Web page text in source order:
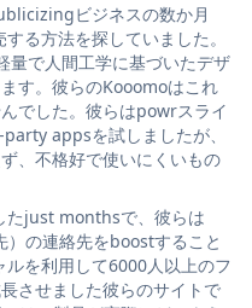
ビジネスの数か月
る方法を探していました。
で人間工学に基づいたデザ
す。彼らのKooomoはこれ
でした。彼らはpowrスライ
appsを試しましたが、
、不格好で使いにくいもの
たjust monthsで、彼らは
の連絡先をboostすること
を利用して6000人以上のフ
させました彼らのサイトで